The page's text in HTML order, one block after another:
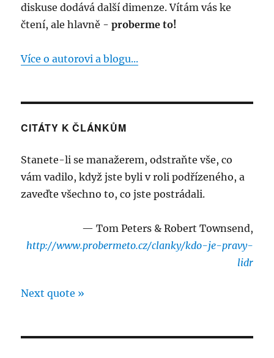
čtení
#7]
diskuse dodává další dimenze. Vítám vás ke
čtení, ale hlavně -proberme to!
Více o autorovi a blogu...
CITÁTY K ČLÁNKŮM
Stanete-li se manažerem, odstraňte vše, co
vám vadilo, když jste byli v roli podřízeného, a
zaveďte všechno to, co jste postrádali.
— Tom Peters & Robert Townsend,
http://www.probermeto.cz/clanky/kdo-je-pravy-
lidr
Next quote »